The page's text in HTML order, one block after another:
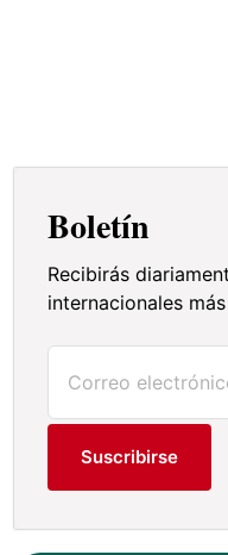
Boletín
Recibirás
internacionales
Suscribirse